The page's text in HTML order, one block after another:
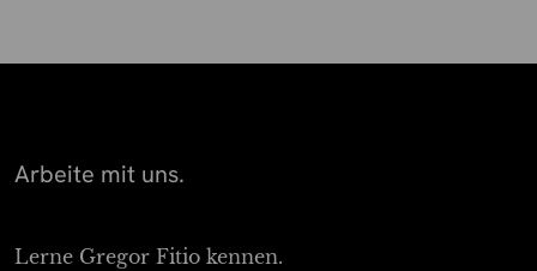
Arbeite mit uns.
Lerne Gregor Fitio kennen.